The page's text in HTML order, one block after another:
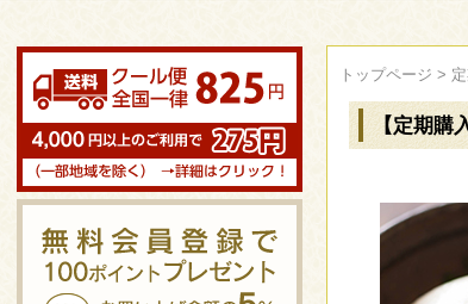
トップページ >
【定期購